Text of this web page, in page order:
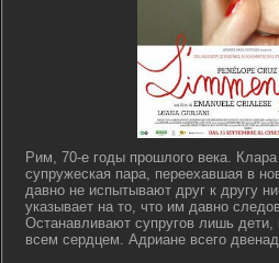
Рим, 70-е годы прошлого века.
супружеская пара, переехавшая в
давно не испытывают друг к другу
указывает на то, что им давно
Останавливают супругов лишь
всем сердцем. Адриане всего